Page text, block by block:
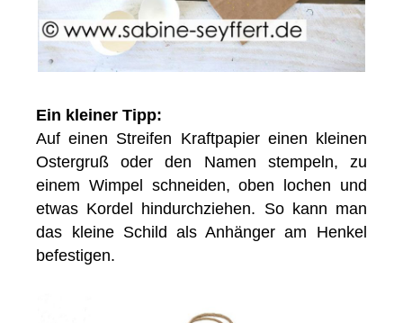
Ein kleiner Tipp:
Auf einen Streifen Kraftpapier einen kleinen
Ostergruß oder den Namen stempeln, zu
einem Wimpel schneiden, oben lochen und
etwas Kordel hindurchziehen. So kann man
das kleine Schild als Anhänger am Henkel
befestigen.